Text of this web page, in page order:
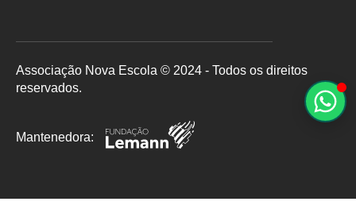
Facebook
TwitterInstagram
LinkedInYouTube
Associação Nova Escola © 2024 - Todos os direitos
reservados.
Mantenedora: